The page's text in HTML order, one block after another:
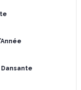
Dansante